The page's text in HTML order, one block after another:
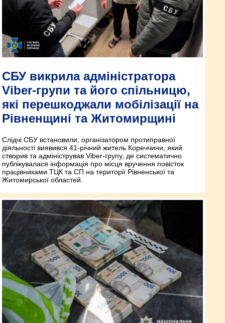
СБУ викрила адміністратора
Viber-групи та його спільницю,
які перешкоджали мобілізації на
Рівненщині та Житомирщині
Слідчі СБУ встановили, організатором протиправної
діяльності виявився 41-річний житель Кореччини, який
створив та адміністрував Viber-групу, де систематично
публікувалася інформація про місця вручення повісток
працівниками ТЦК та СП на території Рівненської та
Житомирської областей.